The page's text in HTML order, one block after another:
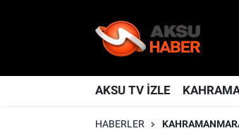
AKSU TV İZLE
HABERLER
KAHRAMANMARAŞ
Nöbetçi Eczaneler
Hava Durumu
Kahramanmaraş Namaz Vakitleri